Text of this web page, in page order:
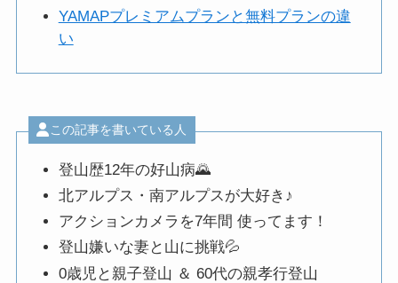
YAMAPプレミアムプランと無料プランの違
い
この記事を書いている人
登山歴12年の好山病🌄
北アルプス・南アルプスが大好き♪
アクションカメラを7年間 使ってます！
登山嫌いな妻と山に挑戦💦
0歳児と親子登山 ＆ 60代の親孝行登山